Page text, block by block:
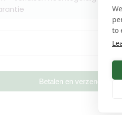
to
Betalen en verzenden